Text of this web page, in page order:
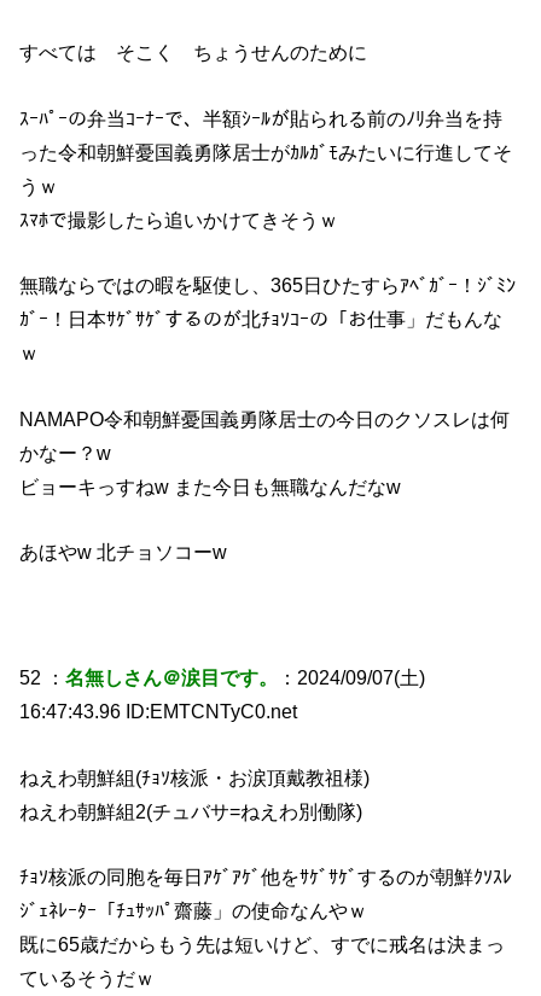
すべては そこく ちょうせんのために
ｽｰﾊﾟｰの弁当ｺｰﾅｰで、半額ｼｰﾙが貼られる前のﾉﾘ弁当を持
った令和朝鮮憂国義勇隊居士がｶﾙｶﾞﾓみたいに行進してそ
うｗ
ｽﾏﾎで撮影したら追いかけてきそうｗ
無職ならではの暇を駆使し、365日ひたすらｱﾍﾞｶﾞｰ！ｼﾞﾐﾝ
ｶﾞｰ！日本ｻｹﾞｻｹﾞするのが北ﾁｮｿｺｰの「お仕事」だもんな
ｗ
NAMAPO令和朝鮮憂国義勇隊居士の今日のクソスレは何
かなー？w
ビョーキっすねw また今日も無職なんだなw
あほやw 北チョソコーw
52 ：名無しさん＠涙目です。
：2024/09/07(土)
16:47:43.96 ID:EMTCNTyC0.net
ねえわ朝鮮組(ﾁｮｿ核派・お涙頂戴教祖様)
ねえわ朝鮮組2(チュバサ=ねえわ別働隊)
ﾁｮｿ核派の同胞を毎日ｱｹﾞｱｹﾞ他をｻｹﾞｻｹﾞするのが朝鮮ｸｿｽﾚ
ｼﾞｪﾈﾚｰﾀｰ「ﾁｭｻｯﾊﾟ齋藤」の使命なんやｗ
既に65歳だからもう先は短いけど、すでに戒名は決まっ
ているそうだｗ